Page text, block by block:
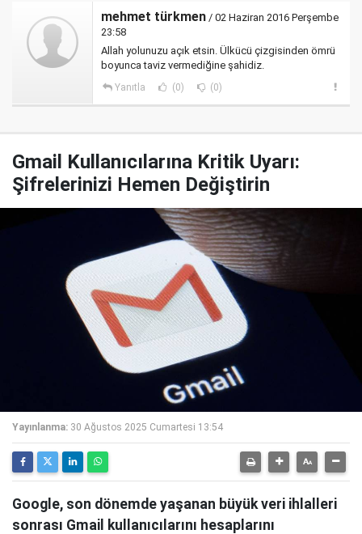
mehmet türkmen / 02 Haziran 2016 Perşembe
23:58
Allah yolunuzu açık etsin. Ülkücü çizgisinden ömrü
boyunca taviz vermediğine şahidiz.
Yanıtla (0) (0)
Gmail Kullanıcılarına Kritik Uyarı:
Şifrelerinizi Hemen Değiştirin
Yayınlanma: 30 Ağustos 2025 Cumartesi 13:54
Google, son dönemde yaşanan büyük veri ihlalleri
sonrası Gmail kullanıcılarını hesaplarını